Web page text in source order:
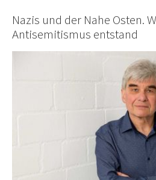
Nazis und der Nahe Osten.
Antisemitismus entstand